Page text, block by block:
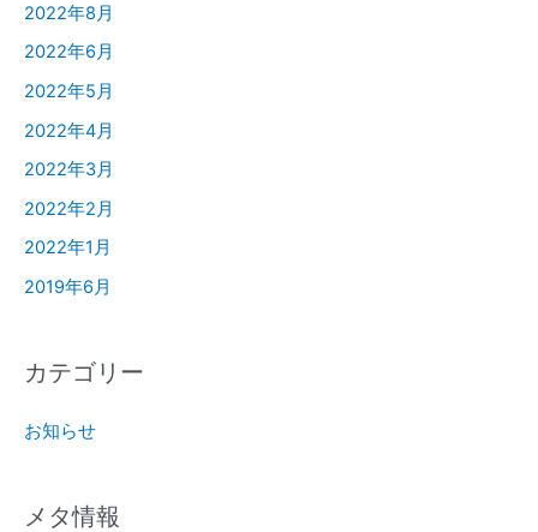
2022年8月
2022年6月
2022年5月
2022年4月
2022年3月
2022年2月
2022年1月
2019年6月
カテゴリー
お知らせ
メタ情報